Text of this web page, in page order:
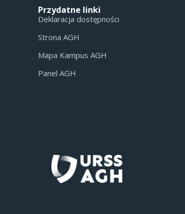
Przydatne linki
Deklaracja dostępności
Strona AGH
Mapa Kampus AGH
Panel AGH